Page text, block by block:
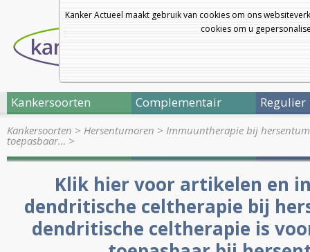
Kanker Actueel maakt gebruik van cookies om ons
cookies om u
Kankersoorten Complementair Regulier
Kankersoorten > Hersentumoren > Immuuntherapie bij
toepasbaar… >
Klik hier voor artikelen en
dendritische celtherapie bij
dendritische celtherapie is